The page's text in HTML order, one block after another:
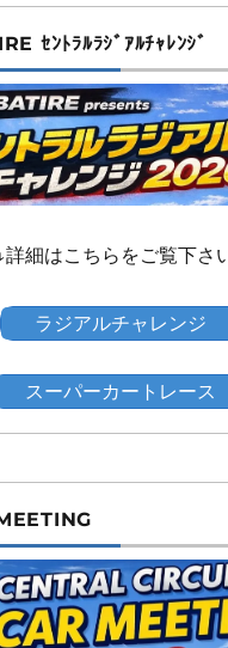
ｾﾝﾄﾗﾙﾗｼﾞｱﾙﾁｬﾚﾝｼﾞ
詳細はこちらをご覧下さ
ラジアルチャレンジ
スーパーカートレース